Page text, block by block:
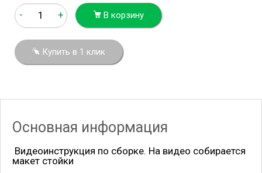
- + В корзину
Купить в 1 клик
Основная информация
Видеоинструкция по сборке. На видео собирается
макет стойки